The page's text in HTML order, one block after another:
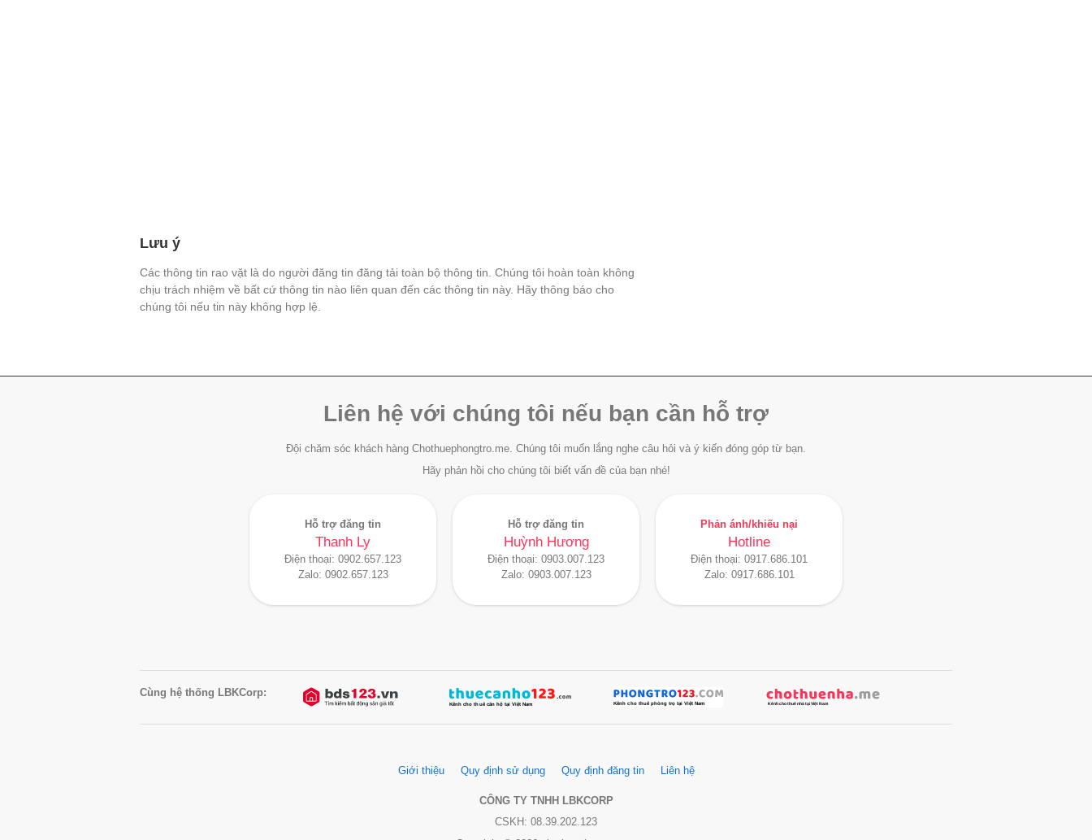
Lưu ý
Các thông tin rao vặt là do người đăng tin đăng tải toàn bộ thông tin. Chúng tôi hoàn toàn không
chịu trách nhiệm về bất cứ thông tin nào liên quan đến các thông tin này. Hãy thông báo cho
chúng tôi nếu tin này không hợp lệ.
Liên hệ với chúng tôi nếu bạn cần hỗ trợ
Đội chăm sóc khách hàng Chothuephongtro.me. Chúng tôi muốn lắng nghe câu hỏi và ý kiến đóng góp từ bạn.
Hãy phản hồi cho chúng tôi biết vấn đề của bạn nhé!
Hỗ trợ đăng tin
Thanh Ly
Điện thoại: 0902.657.123
Zalo: 0902.657.123
Hỗ trợ đăng tin
Huỳnh Hương
Điện thoại: 0903.007.123
Zalo: 0903.007.123
Phản ánh/khiếu nại
Hotline
Điện thoại: 0917.686.101
Zalo: 0917.686.101
Cùng hệ thống LBKCorp:
Giới thiệu Quy định sử dụng Quy định đăng tin Liên hệ
CÔNG TY TNHH LBKCORP
CSKH: 08.39.202.123